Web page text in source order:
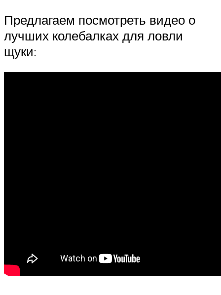
Предлагаем посмотреть видео о
лучших колебалках для ловли
щуки: